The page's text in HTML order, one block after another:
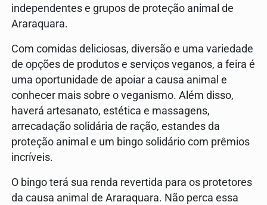
independentes e grupos de proteção animal de
Araraquara.
Com comidas deliciosas, diversão e uma variedade
de opções de produtos e serviços veganos, a feira é
uma oportunidade de apoiar a causa animal e
conhecer mais sobre o veganismo. Além disso,
haverá artesanato, estética e massagens,
arrecadação solidária de ração, estandes da
proteção animal e um bingo solidário com prêmios
incríveis.
O bingo terá sua renda revertida para os protetores
da causa animal de Araraquara. Não perca essa